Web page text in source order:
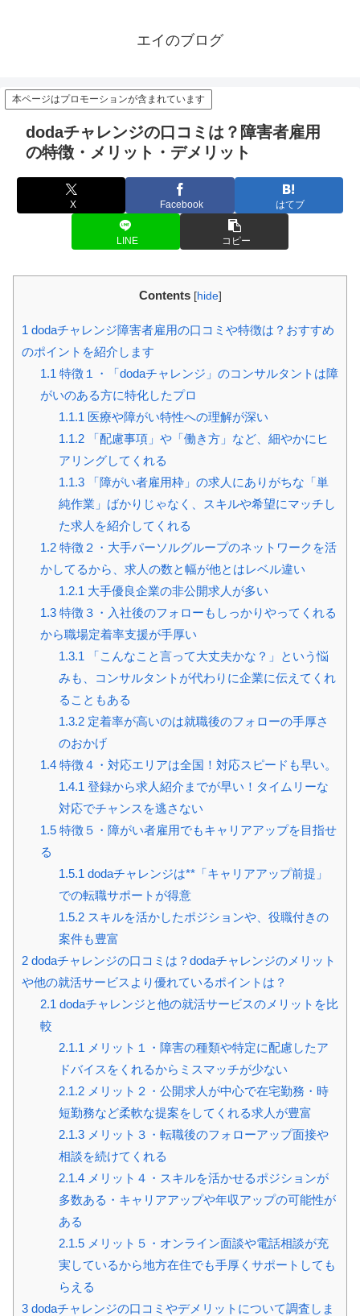
エイのブログ
本ページはプロモーションが含まれています
dodaチャレンジの口コミは？障害者雇用
の特徴・メリット・デメリット
X Facebook はてブ
LINE コピー
Contents [hide]
1 dodaチャレンジ障害者雇用の口コミや特徴は？おすすめ
のポイントを紹介します
1.1 特徴１・「dodaチャレンジ」のコンサルタントは障
がいのある方に特化したプロ
1.1.1 医療や障がい特性への理解が深い
1.1.2「配慮事項」や「働き方」など、細やかにヒ
アリングしてくれる
1.1.3「障がい者雇用枠」の求人にありがちな「単
純作業」ばかりじゃなく、スキルや希望にマッチし
た求人を紹介してくれる
1.2特徴２・大手パーソルグループのネットワークを活
かしてるから、求人の数と幅が他とはレベル違い
1.2.1 大手優良企業の非公開求人が多い
1.3特徴３・入社後のフォローもしっかりやってくれる
から職場定着率支援が手厚い
1.3.1 「こんなこと言って大丈夫かな？」という悩
みも、コンサルタントが代わりに企業に伝えてくれ
ることもある
1.3.2定着率が高いのは就職後のフォローの手厚さ
のおかげ
1.4特徴４・対応エリアは全国！対応スピードも早い。
1.4.1 登録から求人紹介までが早い！タイムリーな
対応でチャンスを逃さない
1.5特徴５・障がい者雇用でもキャリアアップを目指せ
る
1.5.1 dodaチャレンジは**「キャリアアップ前提」
での転職サポートが得意
1.5.2スキルを活かしたポジションや、役職付きの
案件も豊富
2 dodaチャレンジの口コミは？dodaチャレンジのメリット
や他の就活サービスより優れているポイントは？
2.1 dodaチャレンジと他の就活サービスのメリットを比
較
2.1.1 メリット１・障害の種類や特定に配慮したア
ドバイスをくれるからミスマッチが少ない
2.1.2メリット２・公開求人が中心で在宅勤務・時
短勤務など柔軟な提案をしてくれる求人が豊富
2.1.3メリット３・転職後のフォローアップ面接や
相談を続けてくれる
2.1.4メリット４・スキルを活かせるポジションが
多数ある・キャリアアップや年収アップの可能性が
ある
2.1.5メリット５・オンライン面談や電話相談が充
実しているから地方在住でも手厚くサポートしても
らえる
3 dodaチャレンジの口コミやデメリットについて調査しま